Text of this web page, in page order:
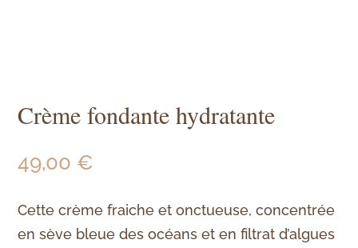
Crème fondante hydratante
49,00 €
Cette crème fraiche et onctueuse, concentrée
en sève bleue des océans et en filtrat d’algues